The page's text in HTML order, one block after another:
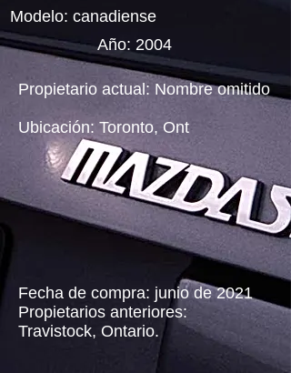
Modelo: canadiense
Año: 2004
Propietario actual: Nombre omitido
Ubicación: Toronto, Ont
Fecha de compra: junio de 2021
Propietarios anteriores:
Travistock, Ontario.